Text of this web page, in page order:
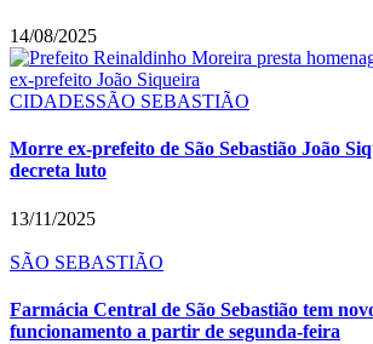
14/08/2025
CIDADESSÃO SEBASTIÃO
Morre ex-prefeito de São Sebastião João
decreta luto
13/11/2025
SÃO SEBASTIÃO
Farmácia Central de São Sebastião tem
funcionamento a partir de segunda-feira